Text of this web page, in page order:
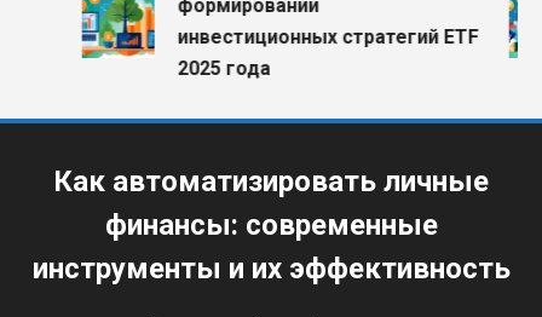
формировании
инвестиционных стратегий ETF
2025 года
Как автоматизировать личные
финансы: современные
инструменты и их эффективность